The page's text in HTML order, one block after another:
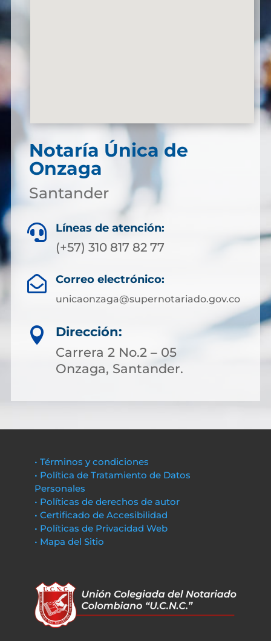
Notaría Única de
Onzaga
Santander
 Líneas de atención:
(+57) 310 817 82 77
 Correo electrónico:
unicaonzaga@supernotariado.gov.co

Dirección:
Carrera 2 No.2 – 05
Onzaga, Santander.
• Términos y condiciones
• Política de Tratamiento de Datos
Personales
• Políticas de derechos de autor
• Certificado de Accesibilidad
• Políticas de Privacidad Web
• Mapa del Sitio